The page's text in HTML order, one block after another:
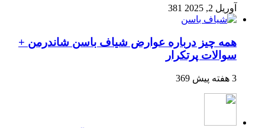
آوریل 2, 2025 381
همه چیز درباره عوارض شیاف باسن شاندرمن +
سوالات پرتکرار
3 هفته پیش 369